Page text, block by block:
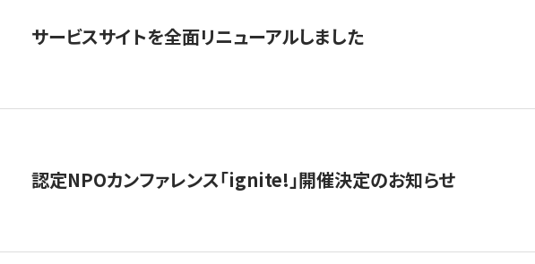
サービスサイトを全面リニューアルしました
認定NPOカンファレンス「ignite!」開催決定のお知らせ